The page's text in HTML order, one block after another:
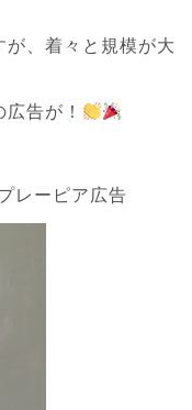
、着々と規模が大
告が！
レーピア広告